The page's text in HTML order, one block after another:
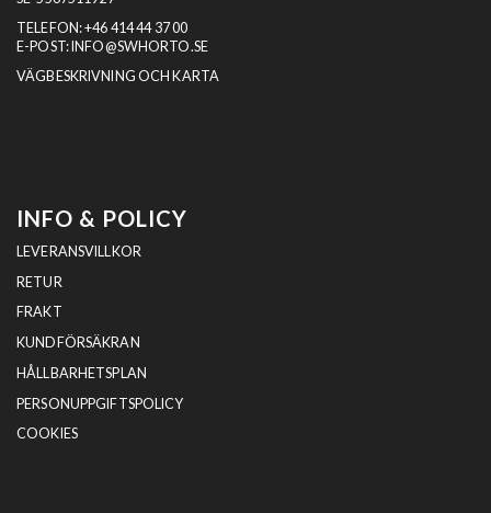
TELEFON:+46 414 44 37 00
E-POST: INFO@SWHORTO.SE
VÄGBESKRIVNING OCH KARTA
INFO & POLICY
LEVERANSVILLKOR
RETUR
FRAKT
KUNDFÖRSÄKRAN
HÅLLBARHETSPLAN
PERSONUPPGIFTSPOLICY
COOKIES